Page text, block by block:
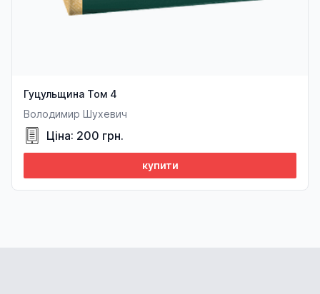
Гуцульщина Том 4
Володимир Шухевич
Ціна: 200 грн.
купити